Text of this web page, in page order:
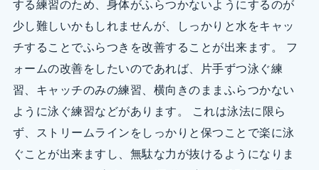
する練習のため、身体がふらつかないようにするのが
少し難しいかもしれませんが、しっかりと水をキャッ
チすることでふらつきを改善することが出来ます。 フ
ォームの改善をしたいのであれば、片手ずつ泳ぐ練
習、キャッチのみの練習、横向きのままふらつかない
ように泳ぐ練習などがあります。 これは泳法に限ら
ず、ストリームラインをしっかりと保つことで楽に泳
ぐことが出来ますし、無駄な力が抜けるようになりま